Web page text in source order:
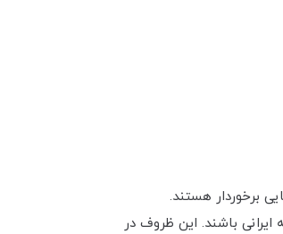
برخوردار هستند.
باشند. این ظروف در